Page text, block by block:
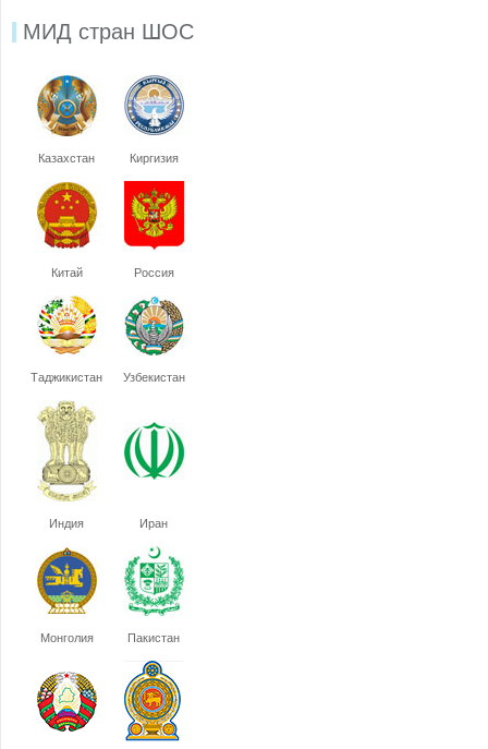
МИД стран ШОС
Казахстан Киргизия
Китай Россия
Таджикистан Узбекистан
Индия Иран
Монголия Пакистан